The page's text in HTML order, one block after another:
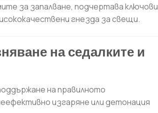
за запалване, подчертава ключови
гнезда за свещи.
на седалките и
на правилното
изгаряне или детонация